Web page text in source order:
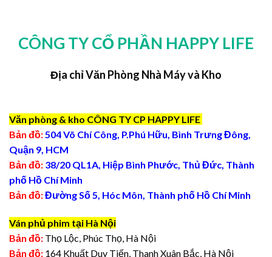
CÔNG TY CỔ PHẦN HAPPY LIFE
Địa chỉ Văn Phòng Nhà Máy và Kho
Văn phòng & kho CÔNG TY CP HAPPY LIFE
Bản đồ:504 Võ Chí Công, P.Phú Hữu, Bình Trưng Đông,
Quận 9, HCM
Bản đồ: 38/20 QL1A, Hiệp Bình Phước, Thủ Đức, Thành
phố Hồ Chí Minh
Bản đồ:Đường Số 5, Hóc Môn, Thành phố Hồ Chí Minh
Ván phủ phim tại Hà Nội
Bản đồ: Thọ Lộc, Phúc Thọ, Hà Nội
Bản đồ: 164 Khuất Duy Tiến, Thanh Xuân Bắc, Hà Nội